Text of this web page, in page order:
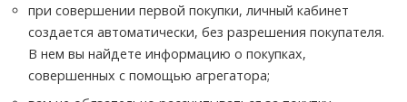
при совершении первой покупки, личный кабинет
создается автоматически, без разрешения покупателя.
В нем вы найдете информацию о покупках,
совершенных с помощью агрегатора;